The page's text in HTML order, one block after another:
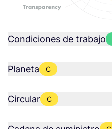
Condiciones de trabajo
Planeta C
Circular C